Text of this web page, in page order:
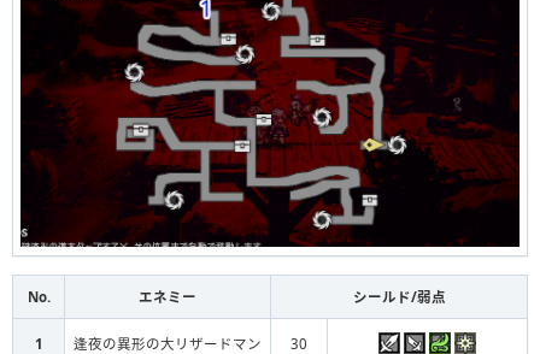
No. エネミー シールド/弱点
1 逢夜の異形の大リザードマン 30